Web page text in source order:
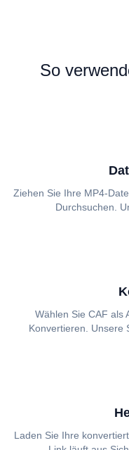
So
Ziehen Sie Ihre ⁦⁦MP4⁩⁩-
Durchsuchen.
Wählen Sie ⁦⁦CAF⁩⁩ als
Konvertieren. Unsere
Laden Sie Ihre